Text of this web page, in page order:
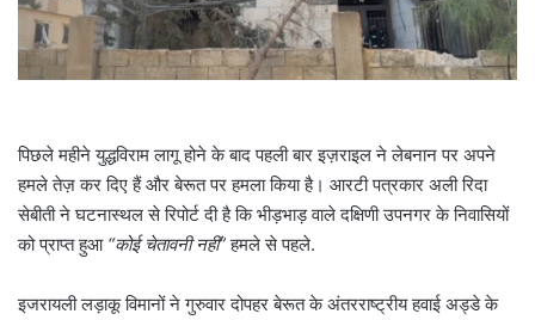
पिछले महीने युद्धविराम लागू होने के बाद पहली बार इज़राइल ने लेबनान पर अपने
हमले तेज़ कर दिए हैं और बेरूत पर हमला किया है। आरटी पत्रकार अली रिदा
सेबीती ने घटनास्थल से रिपोर्ट दी है कि भीड़भाड़ वाले दक्षिणी उपनगर के निवासियों
को प्राप्त हुआ “कोई चेतावनी नहीं”हमले से पहले.
इजरायली लड़ाकू विमानों ने गुरुवार दोपहर बेरूत के अंतरराष्ट्रीय हवाई अड्डे के